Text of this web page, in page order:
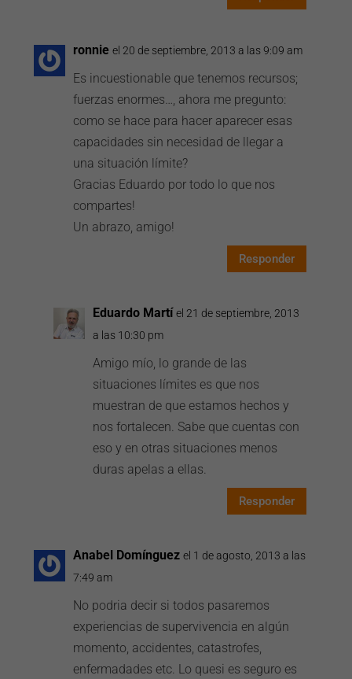
ronnie el 20 de septiembre, 2013 a las 9:09 am
Es incuestionable que tenemos recursos;
fuerzas enormes…, ahora me pregunto:
como se hace para hacer aparecer esas
capacidades sin necesidad de llegar a
una situación límite?
Gracias Eduardo por todo lo que nos
compartes!
Un abrazo, amigo!
Responder
Eduardo Martí el 21 de septiembre, 2013
a las 10:30 pm
Amigo mío, lo grande de las
situaciones límites es que nos
muestran de que estamos hechos y
nos fortalecen. Sabe que cuentas con
eso y en otras situaciones menos
duras apelas a ellas.
Responder
Anabel Domínguez el 1 de agosto, 2013 a las
7:49 am
No podria decir si todos pasaremos
experiencias de supervivencia en algún
momento, accidentes, catastrofes,
enfermadades etc. Lo quesi es seguro es